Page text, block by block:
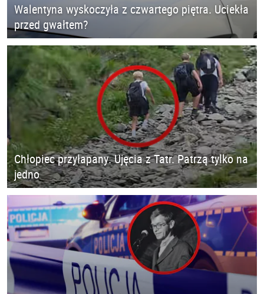
Walentyna wyskoczyła z czwartego piętra. Uciekła
przed gwałtem?
Chłopiec przyłapany. Ujęcia z Tatr. Patrzą tylko na
jedno